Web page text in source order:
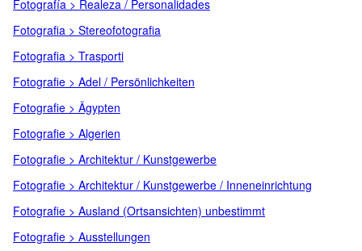
Fotografía > Realeza / Personalidades
Fotografia > Stereofotografia
Fotografia > Trasporti
Fotografie > Adel / Persönlichkeiten
Fotografie > Ägypten
Fotografie > Algerien
Fotografie > Architektur / Kunstgewerbe
Fotografie > Architektur / Kunstgewerbe / Inneneinrichtung
Fotografie > Ausland (Ortsansichten) unbestimmt
Fotografie > Ausstellungen